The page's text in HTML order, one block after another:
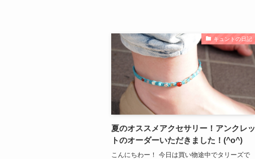
キュントの日記
夏のオススメアクセサリー！アンクレッ
トのオーダーいただきました！(^o^)
こんにちわー！ 今日は買い物途中でタリーズで